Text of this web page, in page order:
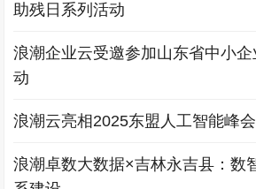
助残日系列活动
浪潮企业云受邀参加山东省中小
动
浪潮云亮相2025东盟人工智能峰会
浪潮卓数大数据×吉林永吉县：数